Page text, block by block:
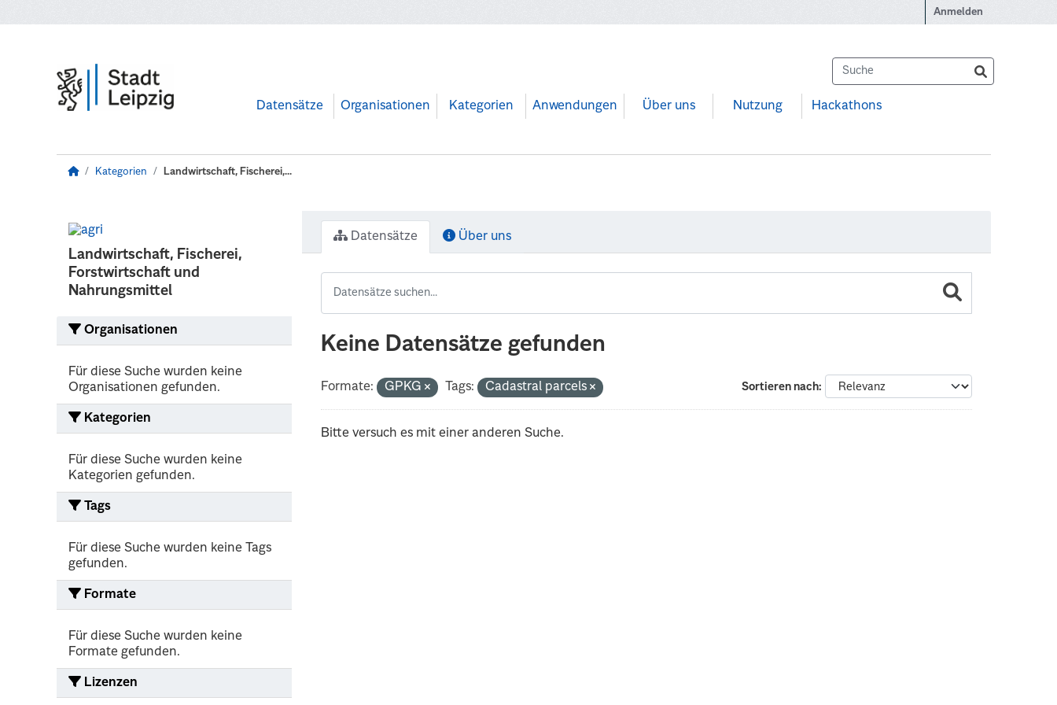
Anmelden
Datensätze Organisationen Kategorien Anwendungen Über uns Nutzung Hackathons
Kategorien Landwirtschaft, Fischerei,...
Landwirtschaft, Fischerei,
Forstwirtschaft und
Nahrungsmittel
Organisationen
Für diese Suche wurden keine
Organisationen gefunden.
Kategorien
Für diese Suche wurden keine
Kategorien gefunden.
Tags
Für diese Suche wurden keine Tags
gefunden.
Formate
Für diese Suche wurden keine
Formate gefunden.
Lizenzen
Datensätze Über uns
Keine Datensätze gefunden
Sortieren nach
Formate: GPKG Tags: Cadastral parcels
Bitte versuch es mit einer anderen Suche.